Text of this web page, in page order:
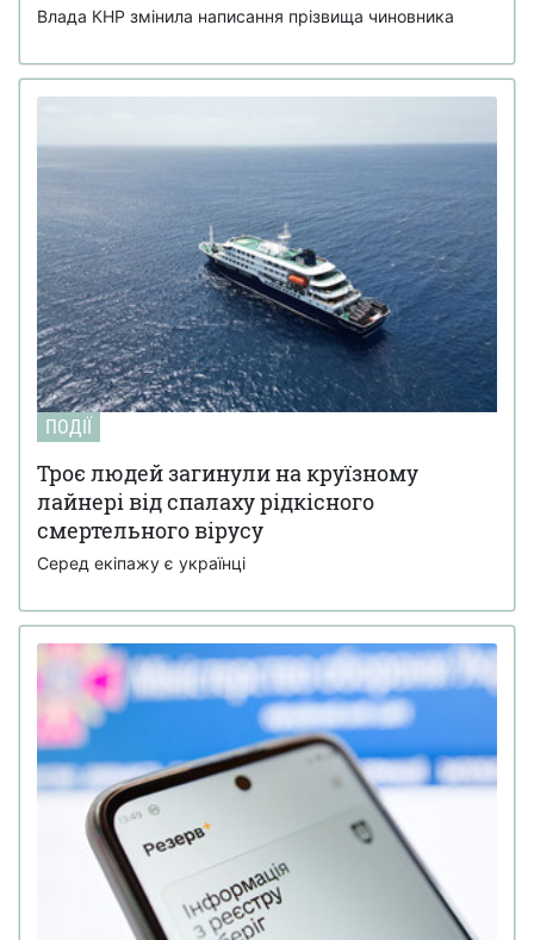
Влада КНР змінила написання прізвища чиновника
ПОДІЇ
Троє людей загинули на круїзному
лайнері від спалаху рідкісного
смертельного вірусу
Серед екіпажу є українці